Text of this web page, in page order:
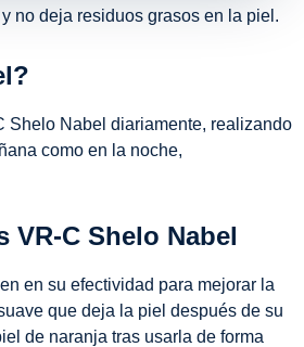
no deja residuos grasos en la piel.
Shelo Nabel diariamente, realizando
como en la noche,
C Shelo Nabel
en su efectividad para mejorar la
que deja la piel después de su
de naranja tras usarla de forma